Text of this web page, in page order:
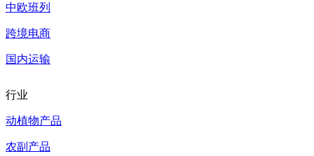
中欧班列
跨境电商
国内运输
行业
动植物产品
农副产品